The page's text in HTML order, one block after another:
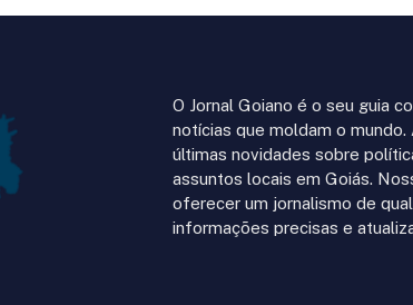
O Jornal Goiano é o seu guia
notícias que moldam o mundo.
últimas novidades sobre
assuntos locais em Goiás.
oferecer um jornalismo de
informações precisas e